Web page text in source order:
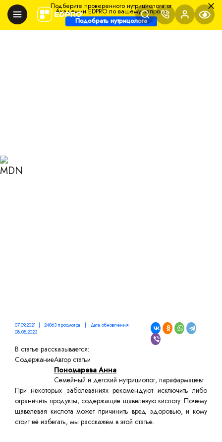
Подберите проверенного нутрициолога от
Академии EDPRO по вашему запросу
Подобрать нутрицолога
07.09.2021 | 24063 просмотра | Дата обновления:
08.08.2023
В статье рассказывается:
СодержаниеАвтор статьи
Пономарева Анна
Семейный и детский нутрициолог, парафармацевт
При некоторых заболеваниях рекомендуют исключить либо
ограничить продукты, содержащие щавелевую кислоту. Почему
щавелевая кислота может причинить вред здоровью, и кому
стоит её избегать, мы расскажем в этой статье.